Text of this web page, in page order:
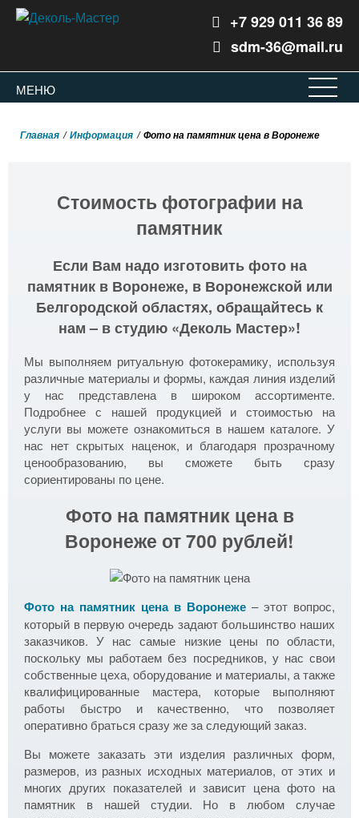
Воронеж
Офис
+7 929 011 36 89
sdm-36@mail.ru
МЕНЮ
Главная Информация Фото на памятник цена в Воронеже
Стоимость фотографии на
памятник
Если Вам надо изготовить фото на
памятник в Воронеже, в Воронежской или
Белгородской областях, обращайтесь к
нам – в студию «Деколь Мастер»!
Мы выполняем ритуальную фотокерамику, используя
различные материалы и формы, каждая линия изделий
у нас представлена в широком ассортименте.
Подробнее с нашей продукцией и стоимостью на
услуги вы можете ознакомиться в нашем каталоге. У
нас нет скрытых наценок, и благодаря прозрачному
ценообразованию, вы сможете быть сразу
сориентированы по цене.
Фото на памятник цена в
Воронеже от 700 рублей!
Фото на памятник цена в Воронеже – этот вопрос,
который в первую очередь задают большинство наших
заказчиков. У нас самые низкие цены по области,
поскольку мы работаем без посредников, у нас свои
собственные цеха, оборудование и материалы, а также
квалифицированные мастера, которые выполняют
работы быстро и качественно, что позволяет
оперативно браться сразу же за следующий заказ.
Вы можете заказать эти изделия различных форм,
размеров, из разных исходных материалов, от этих и
многих других показателей и зависит цена фото на
памятник в нашей студии. Но в любом случае